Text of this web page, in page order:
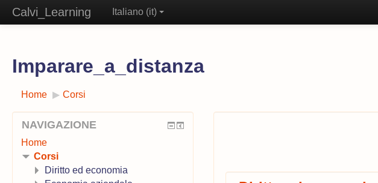
Calvi_Learning Italiano ‎(it)‎
Imparare_a_distanza
Home ▶︎ Corsi
NAVIGAZIONE
Home
Corsi
Diritto ed economia